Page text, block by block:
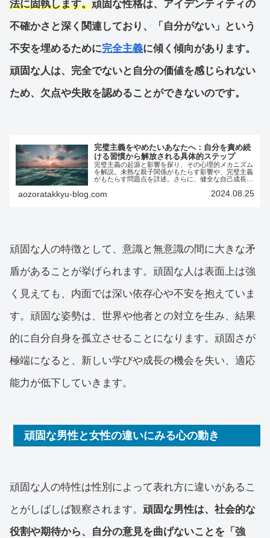
法に固執します。頑固な性格は、アイデンティティの
不確かさと深く関連しており、「自分がない」という
不安を埋めるために完全主義に傾く傾向があります。
頑固な人は、完全でないと自分の価値を感じられない
ため、欠点や失敗を認めることができないのです。
完璧主義をやめたいあなたへ：自分を責め続
ける習慣から解放される具体的ステップ
完璧主義の起源と影響を探り、その心理的メカニズム
を解説。未熟な親子関係がもたらす影響や、完璧主義
がもたらす問題点を詳述。さらに、健全な自己成長へ
を強調。セルフコンパッションの実践や、バランスの
aozoratakkyu-blog.com 2024.08.25
頑固な人の特徴として、意識と無意識の間に大きな矛
盾があることが挙げられます。頑固な人は表面上は強
く見えても、内面では深い依存心や不安を抱えていま
す。頑固な姿勢は、世界や他者との対立を生み、結果
的に自分自身を孤立させることになります。頑固さが
極端になると、新しい学びや成長の機会を失い、適応
能力が低下していきます。
頑固な男性と女性の違いにみる心の動き
頑固な人の特性は性別によって表れ方に違いがあるこ
とがしばしば観察されます。 頑固な男性は、社会的な
役割や期待から、自分の意見を曲げないことを「強